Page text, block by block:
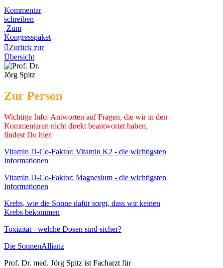
Kommentar
schreiben
Zum
Kongresspaket
Zurück zur
Übersicht
Zur Person
Wichtige Info: Antworten auf Fragen, die wir in den
Kommentaren nicht direkt beantwortet haben,
findest Du hier:
Vitamin D-Co-Faktor: Vitamin K2 - die wichtigsten
Informationen
Vitamin D-Co-Faktor: Magnesium - die wichtigsten
Informationen
Krebs, wie die Sonne dafür sorgt, dass wir keinen
Krebs bekommen
Toxizität - welche Dosen sind sicher?
Die SonnenAllianz
Prof. Dr. med. Jörg Spitz ist Facharzt für